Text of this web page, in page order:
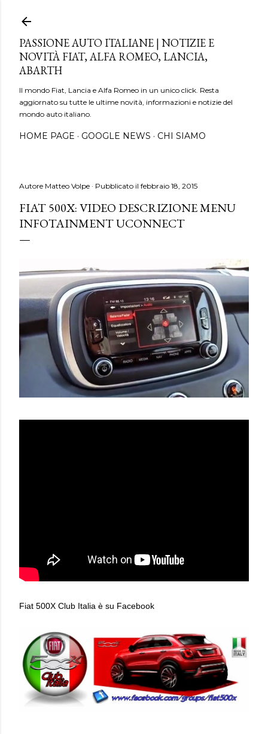
PASSIONE AUTO ITALIANE | NOTIZIE E
NOVITÀ FIAT, ALFA ROMEO, LANCIA,
ABARTH
Il mondo Fiat, Lancia e Alfa Romeo in un unico click. Resta
aggiornato su tutte le ultime novità, informazioni e notizie del
mondo auto italiano.
HOME PAGE GOOGLE NEWS CHI SIAMO
Autore Matteo Volpe Pubblicato il febbraio 18, 2015
FIAT 500X: VIDEO DESCRIZIONE MENU
INFOTAINMENT UCONNECT
Fiat 500X Club Italia è su Facebook